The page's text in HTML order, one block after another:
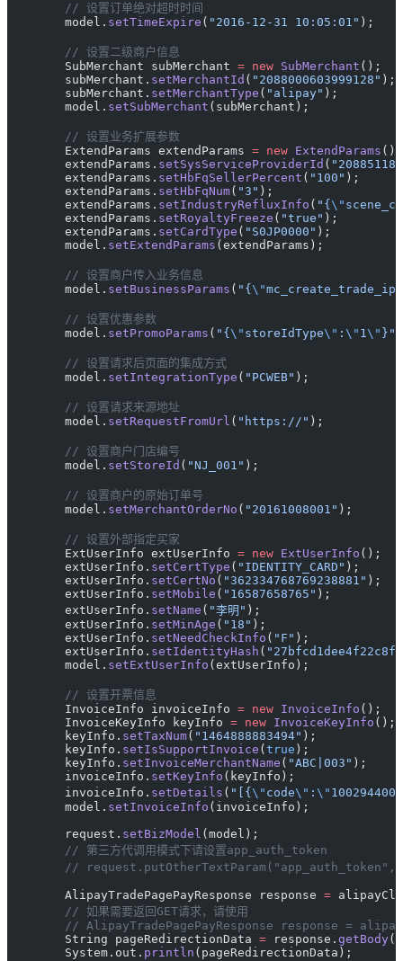
        // 设置订单绝对超时时间
        model.
setTimeExpire ( "2016-12-31 10:05:01" );
        // 设置二级商户信息
        SubMerchant subMerchant
= new SubMerchant ();
        subMerchant.
setMerchantId ( "2088000603999128" );
        subMerchant.
setMerchantType ( "alipay" );
        model.
setSubMerchant (subMerchant);
        // 设置业务扩展参数
        ExtendParams extendParams
= new ExtendParams ();
        extendParams.
setSysServiceProviderId (
        extendParams.
setHbFqSellerPercent ( "100" );
        extendParams.
setHbFqNum( "3" );
        extendParams.
setIndustryRefluxInfo ( "{ \"
        extendParams.
setRoyaltyFreeze ( "true" );
        extendParams.
setCardType ( "S0JP0000" );
        model.
setExtendParams (extendParams);
        // 设置商户传入业务信息
        model.
setBusinessParams ( "{ \"mc_create_trade_ip
        // 设置优惠参数
        model.
setPromoParams ( "{ \" storeIdType\" : \" 1\" }"
        // 设置请求后页面的集成方式
        model.
setIntegrationType ( "PCWEB" );
        // 设置请求来源地址
        model.
setRequestFromUrl ( "https://" );
        // 设置商户门店编号
        model.
setStoreId ( "NJ_001" );
        // 设置商户的原始订单号
        model.
setMerchantOrderNo ( "20161008001" );
        // 设置外部指定买家
        ExtUserInfo extUserInfo
= new ExtUserInfo ();
        extUserInfo.
setCertType ( "IDENTITY_CARD" );
        extUserInfo.
setCertNo ( "362334768769238881" );
        extUserInfo.
setMobile ( "16587658765" );
        extUserInfo.
setName ( "李明" );
        extUserInfo.
setMinAge ( "18" );
        extUserInfo.
setNeedCheckInfo ( "F" );
        extUserInfo.
setIdentityHash (
        model.
setExtUserInfo (extUserInfo);
        // 设置开票信息
        InvoiceInfo invoiceInfo
= new InvoiceInfo ();
        InvoiceKeyInfo keyInfo
= new InvoiceKeyInfo ();
        keyInfo.
setTaxNum( "1464888883494" );
        keyInfo.
setIsSupportInvoice ( true );
        keyInfo.
setInvoiceMerchantName ( "ABC|003" );
        invoiceInfo.
setKeyInfo (keyInfo);
        invoiceInfo.
setDetails ( "[{ \" code\" : \" 100294400
        model.
setInvoiceInfo (invoiceInfo);
        request.
setBizModel (model);
        // 第三方代调用模式下请设置app_auth_token
// request.putOtherTextParam("app_auth_token",
        AlipayTradePagePayResponse response
=
        // 如果需要返回GET请求，请使用
// AlipayTradePagePayResponse response =
        String pageRedirectionData
= response. getBody
        System.out.
println (pageRedirectionData);